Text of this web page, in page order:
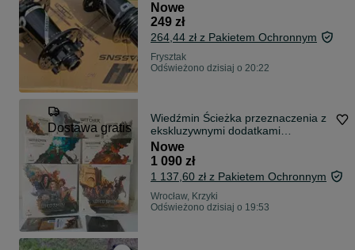
Nowe
249 zł
264,44 zł z Pakietem Ochronnym
Frysztak
Odświeżono dzisiaj o 20:22
Dostawa gratis
Wiedźmin Ścieżka przeznaczenia z
ekskluzywnymi dodatkami
Gamefound!
Nowe
1 090 zł
1 137,60 zł z Pakietem Ochronnym
Wrocław, Krzyki
Odświeżono dzisiaj o 19:53